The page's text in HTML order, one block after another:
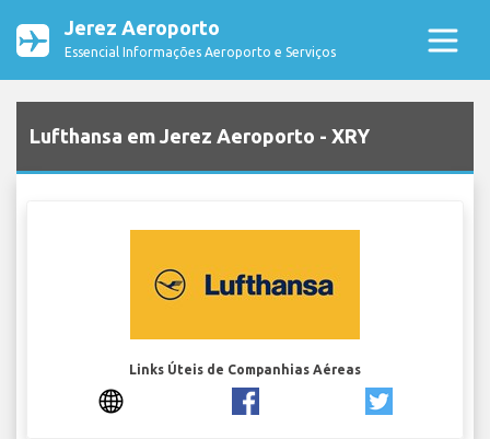
Jerez Aeroporto
Essencial Informações Aeroporto e Serviços
Lufthansa em Jerez Aeroporto - XRY
Links Úteis de Companhias Aéreas